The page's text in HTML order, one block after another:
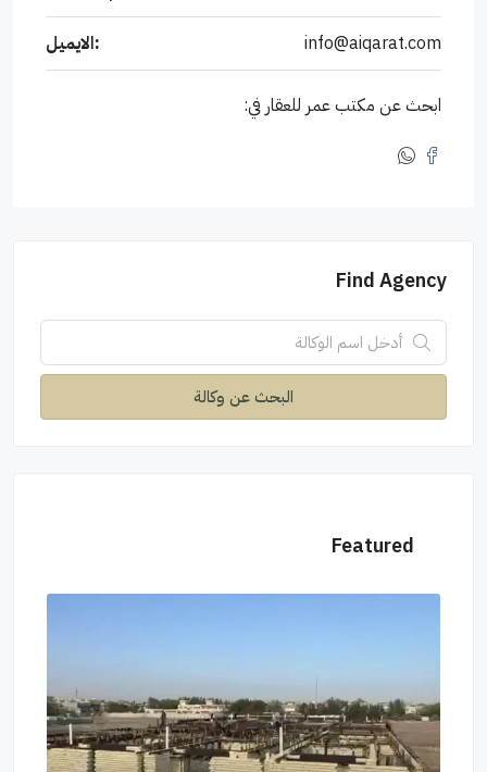
الايميل: info@aiqarat.com
ابحث عن مكتب عمر للعقار في:
Find Agency
البحث عن وكالة
Featured